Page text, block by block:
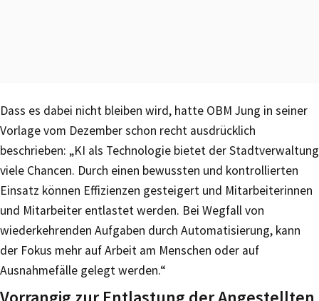
Dass es dabei nicht bleiben wird, hatte OBM Jung in seiner
Vorlage vom Dezember schon recht ausdrücklich
beschrieben: „KI als Technologie bietet der Stadtverwaltung
viele Chancen. Durch einen bewussten und kontrollierten
Einsatz können Effizienzen gesteigert und Mitarbeiterinnen
und Mitarbeiter entlastet werden. Bei Wegfall von
wiederkehrenden Aufgaben durch Automatisierung, kann
der Fokus mehr auf Arbeit am Menschen oder auf
Ausnahmefälle gelegt werden.“